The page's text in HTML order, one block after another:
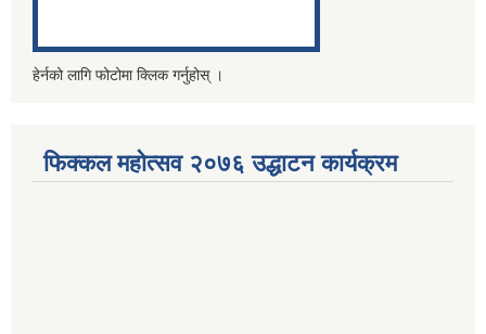
हेर्नको लागि फोटोमा क्लिक गर्नुहोस् ।
फिक्कल महोत्सव २०७६ उद्धाटन कार्यक्रम